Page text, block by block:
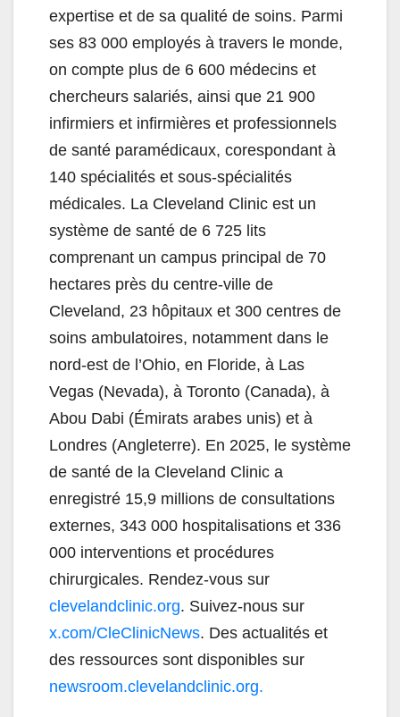
expertise et de sa qualité de soins. Parmi
ses 83 000 employés à travers le monde,
on compte plus de 6 600 médecins et
chercheurs salariés, ainsi que 21 900
infirmiers et infirmières et professionnels
de santé paramédicaux, corespondant à
140 spécialités et sous-spécialités
médicales. La Cleveland Clinic est un
système de santé de 6 725 lits
comprenant un campus principal de 70
hectares près du centre-ville de
Cleveland, 23 hôpitaux et 300 centres de
soins ambulatoires, notamment dans le
nord-est de l’Ohio, en Floride, à Las
Vegas (Nevada), à Toronto (Canada), à
Abou Dabi (Émirats arabes unis) et à
Londres (Angleterre). En 2025, le système
de santé de la Cleveland Clinic a
enregistré 15,9 millions de consultations
externes, 343 000 hospitalisations et 336
000 interventions et procédures
chirurgicales. Rendez-vous sur
clevelandclinic.org. Suivez-nous sur
x.com/CleClinicNews. Des actualités et
des ressources sont disponibles sur
newsroom.clevelandclinic.org.